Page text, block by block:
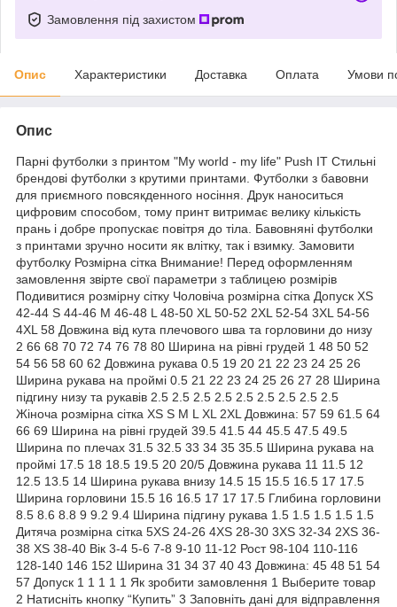
Замовлення під захистом
Опис Характеристики Доставка Оплата Умови
Опис
Парні футболки з принтом "My world - my life" Push IT Стильні
брендові футболки з крутими принтами. Футболки з бавовни
для приємного повсякденного носіння. Друк наноситься
цифровим способом, тому принт витримає велику кількість
прань і добре пропускає повітря до тіла. Бавовняні футболки
з принтами зручно носити як влітку, так і взимку. Замовити
футболку Розмірна сітка Внимание! Перед оформленням
замовлення звірте свої параметри з таблицею розмірів
Подивитися розмірну сітку Чоловіча розмірна сітка Допуск XS
42-44 S 44-46 M 46-48 L 48-50 XL 50-52 2XL 52-54 3XL 54-56
4XL 58 Довжина від кута плечового шва та горловини до низу
2 66 68 70 72 74 76 78 80 Ширина на рівні грудей 1 48 50 52
54 56 58 60 62 Довжина рукава 0.5 19 20 21 22 23 24 25 26
Ширина рукава на проймі 0.5 21 22 23 24 25 26 27 28 Ширина
підгину низу та рукавів 2.5 2.5 2.5 2.5 2.5 2.5 2.5 2.5 2.5
Жіноча розмірна сітка XS S M L XL 2XL Довжина: 57 59 61.5 64
66 69 Ширина на рівні грудей 39.5 41.5 44 45.5 47.5 49.5
Ширина по плечах 31.5 32.5 33 34 35 35.5 Ширина рукава на
проймі 17.5 18 18.5 19.5 20 20/5 Довжина рукава 11 11.5 12
12.5 13.5 14 Ширина рукава внизу 14.5 15 15.5 16.5 17 17.5
Ширина горловини 15.5 16 16.5 17 17 17.5 Глибина горловини
8.5 8.6 8.8 9 9.2 9.4 Ширина підгину рукава 1.5 1.5 1.5 1.5 1.5
Дитяча розмірна сітка 5XS 24-26 4XS 28-30 3XS 32-34 2XS 36-
38 XS 38-40 Вік 3-4 5-6 7-8 9-10 11-12 Рост 98-104 110-116
128-140 146 152 Ширина 31 34 37 40 43 Довжина: 45 48 51 54
57 Допуск 1 1 1 1 1 Як зробити замовлення 1 Выберите товар
2 Натисніть кнопку “Купить” 3 Заповніть дані для відправлення